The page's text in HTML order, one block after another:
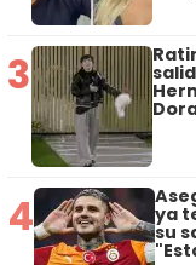
3
4 ya
su